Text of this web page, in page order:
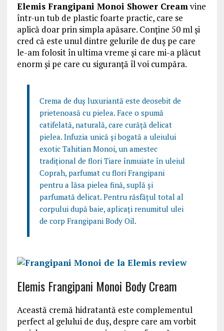
Elemis Frangipani Monoi Shower Creamvine
într-un tub de plastic foarte practic, care se
aplică doar prin simpla apăsare. Conține 50 ml și
cred că este unul dintre gelurile de duș pe care
le-am folosit în ultima vreme și care mi-a plăcut
enorm și pe care cu siguranță îl voi cumpăra.
Crema de duș luxuriantă este deosebit de
prietenoasă cu pielea. Face o spumă
catifelată, naturală, care curăță delicat
pielea. Infuzia unică și bogată a uleiului
exotic Tahitian Monoi, un amestec
tradițional de flori Tiare înmuiate în uleiul
Coprah, parfumat cu flori Frangipani
pentru a lăsa pielea fină, suplă și
parfumată delicat. Pentru răsfățul total al
corpului după baie, aplicați renumitul ulei
de corp Frangipani Body Oil.
Elemis Frangipani Monoi Body Cream
Această cremă hidratantă este complementul
perfect al gelului de duș, despre care am vorbit